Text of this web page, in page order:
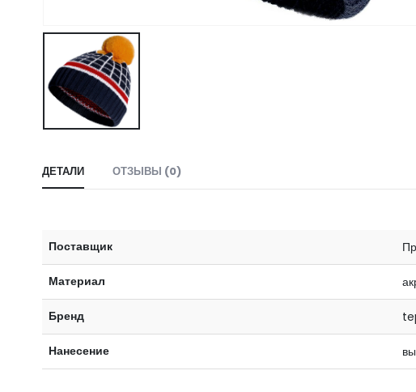
ДЕТАЛИ ОТЗЫВЫ (0)
Поставщик
Материал
Бренд
Нанесение